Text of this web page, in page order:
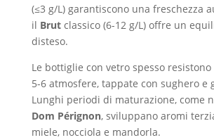
(≤3 g/L) garantiscono una freschezza
il Brutclassico (6-12 g/L) offre un
disteso.
Le bottiglie con vetro spesso
5-6 atmosfere, tappate con sughero e
Lunghi periodi di maturazione, come
Dom Pérignon, sviluppano aromi
miele, nocciola e mandorla.